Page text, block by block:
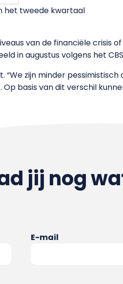
het tweede kwartaal
van de financiële crisis
in augustus volgens het
“We zijn minder
basis van dit verschil
jij nog
E-mail